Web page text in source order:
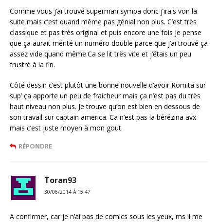
Comme vous j’ai trouvé superman sympa donc j’irais voir la
suite mais c’est quand même pas génial non plus. C’est très
classique et pas très original et puis encore une fois je pense
que ça aurait mérité un numéro double parce que j’ai trouvé ça
assez vide quand même.Ca se lit très vite et j’étais un peu
frustré à la fin.
Côté dessin c’est plutôt une bonne nouvelle d’avoir Romita sur
sup’ ça apporte un peu de fraicheur mais ça n’est pas du très
haut niveau non plus. Je trouve qu’on est bien en dessous de
son travail sur captain america. Ca n’est pas la bérézina avx
mais c’est juste moyen à mon gout.
RÉPONDRE
Toran93
30/06/2014 Á 15:47
A confirmer, car je n’ai pas de comics sous les yeux, ms il me